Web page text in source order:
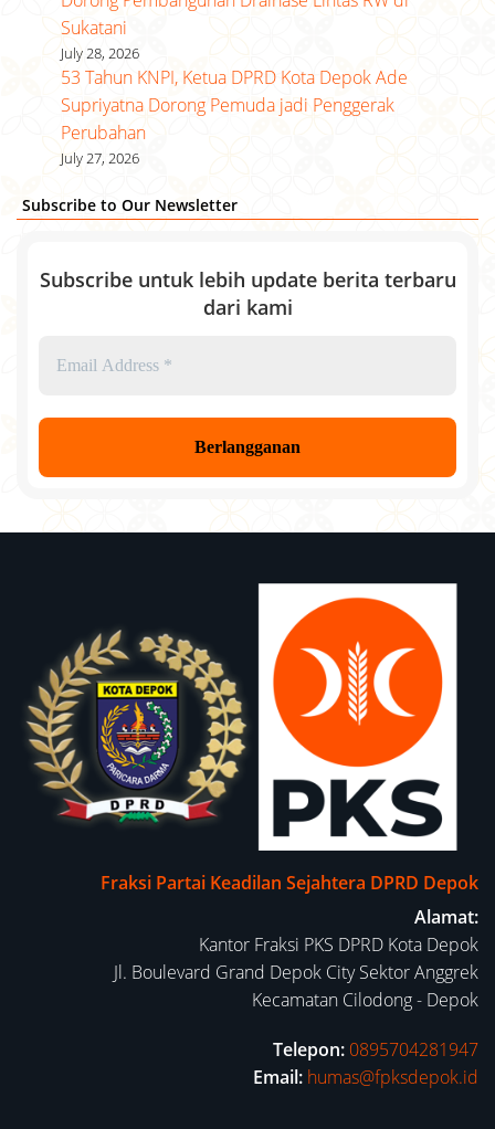
Sukatani
July 28, 2026
53 Tahun KNPI, Ketua DPRD Kota Depok Ade
Supriyatna Dorong Pemuda jadi Penggerak
Perubahan
July 27, 2026
Subscribe to Our Newsletter
Subscribe untuk lebih update berita terbaru
dari kami
Address
Fraksi Partai Keadilan Sejahtera DPRD Depok
Alamat:
Kantor Fraksi PKS DPRD Kota Depok
Jl. Boulevard Grand Depok City Sektor Anggrek
Kecamatan Cilodong - Depok
Telepon: 0895704281947
Email: humas@fpksdepok.id